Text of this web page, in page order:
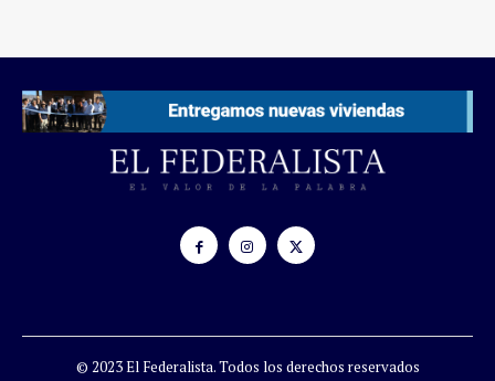
© 2023 El Federalista. Todos los derechos reservados